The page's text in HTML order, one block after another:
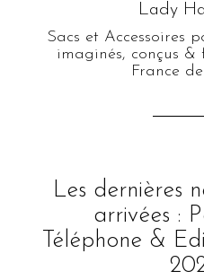
Lady
Sacs et Accessoires
imaginés, conçus
France
Les dernières
arrivées :
Téléphone &